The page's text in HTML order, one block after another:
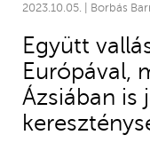
2023.10.05. | Borbás
Együtt
Európával,
Ázsiában is